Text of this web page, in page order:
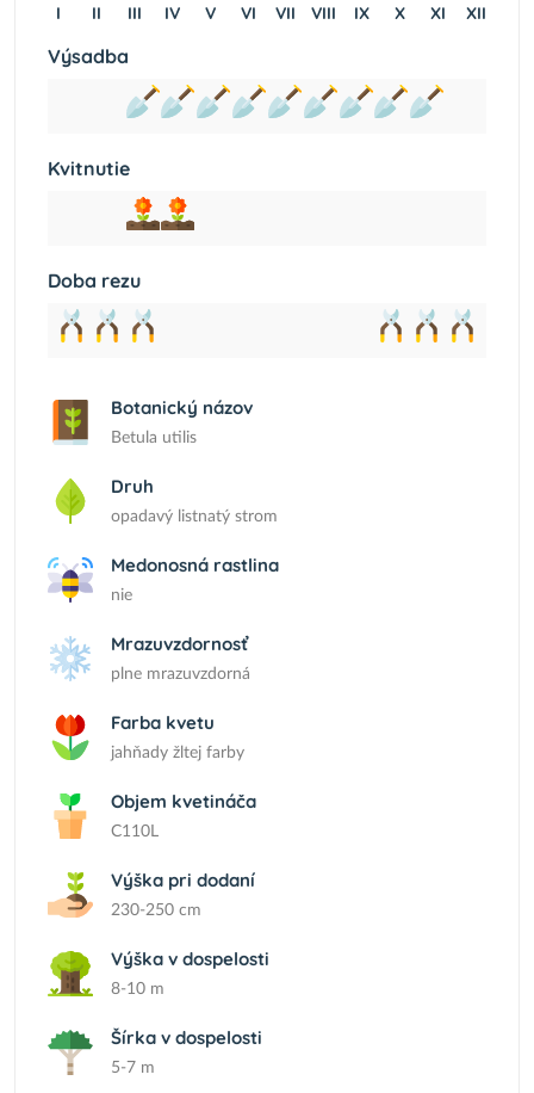
I II III IV V VI VII VIII IX X XI XII
Výsadba
Kvitnutie
Doba rezu
Botanický názov
Betula utilis
Druh
opadavý listnatý strom
Medonosná rastlina
nie
Mrazuvzdornosť
plne mrazuvzdorná
Farba kvetu
jahňady žltej farby
Objem kvetináča
C110L
Výška pri dodaní
230-250 cm
Výška v dospelosti
8-10 m
Šírka v dospelosti
5-7 m